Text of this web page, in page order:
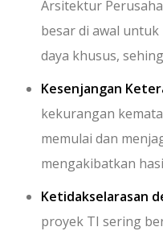
Arsitektur
besar di awal
daya khusus,
Kesenjangan
kekurangan
memulai dan
mengakibatkan
Ketidakselarasan
proyek TI sering